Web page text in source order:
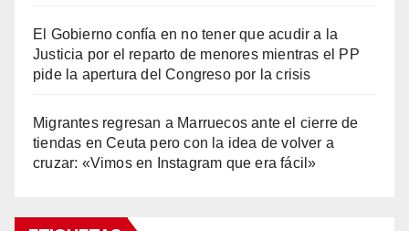
El Gobierno confía en no tener que acudir a la
Justicia por el reparto de menores mientras el PP
pide la apertura del Congreso por la crisis
Migrantes regresan a Marruecos ante el cierre de
tiendas en Ceuta pero con la idea de volver a
cruzar: «Vimos en Instagram que era fácil»